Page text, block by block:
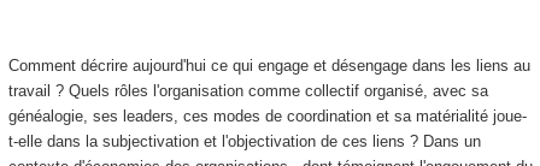
Comment décrire aujourd'hui ce qui engage et désengage dans les liens au
travail ? Quels rôles l'organisation comme collectif organisé, avec sa
généalogie, ses leaders, ces modes de coordination et sa matérialité joue-
t-elle dans la subjectivation et l'objectivation de ces liens ? Dans un